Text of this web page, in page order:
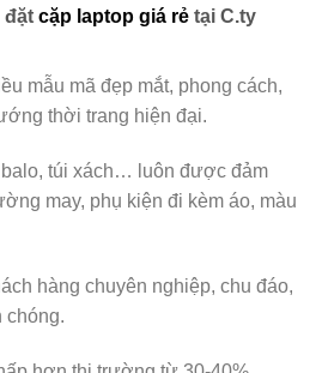
đặt cặp laptop giá rẻ tại C.ty
mẫu mã đẹp mắt, phong cách,
thời trang hiện đại.
túi xách…
luôn được đảm
may, phụ kiện đi kèm áo, màu
hàng chuyên nghiệp, chu đáo,
chóng.